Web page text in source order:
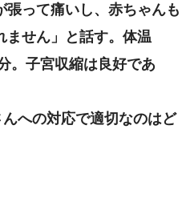
張って痛いし、赤ちゃんも
ません」と話す。体温
。子宮収縮は良好であ
への対応で適切なのはど